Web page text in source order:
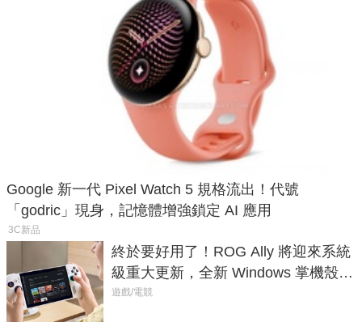
Google 新一代 Pixel Watch 5 規格流出！代號
「godric」現身，記憶體增強鎖定 AI 應用
3C新品
終於要好用了！ROG Ally 將迎來系統
級重大更新，全新 Windows 掌機殼模
式讓操作就像 Xbox 一樣順暢
遊戲/電競